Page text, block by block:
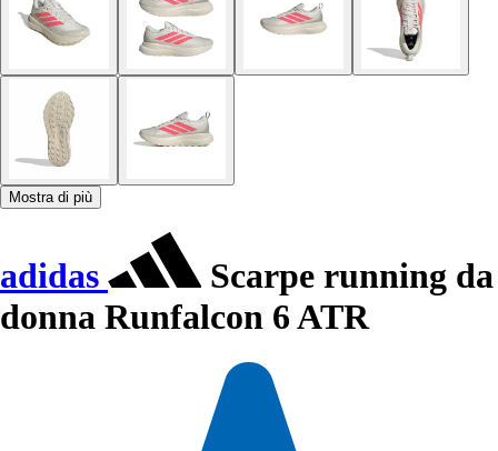
Mostra di più
adidas
Scarpe running da
donna Runfalcon 6 ATR